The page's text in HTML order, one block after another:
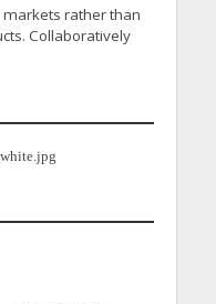
rather than
Collaboratively